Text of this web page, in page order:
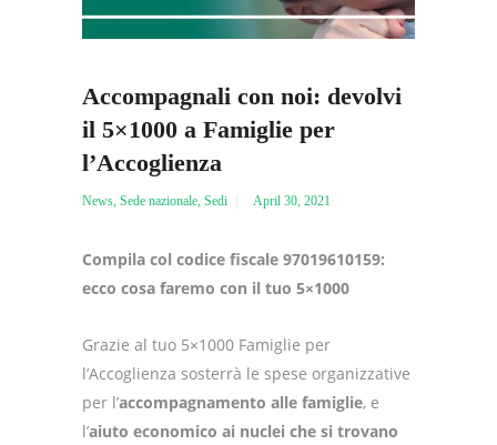
Accompagnali con noi: devolvi
il 5×1000 a Famiglie per
l’Accoglienza
News Sede nazionale Sedi April 30, 2021
Compila col codice fiscale 97019610159:
ecco cosa faremo con il tuo 5×1000
Grazie al tuo 5×1000 Famiglie per
l’Accoglienza sosterrà le spese organizzative
per l’accompagnamento alle famiglie, e
l’aiuto economico ai nuclei che si trovano